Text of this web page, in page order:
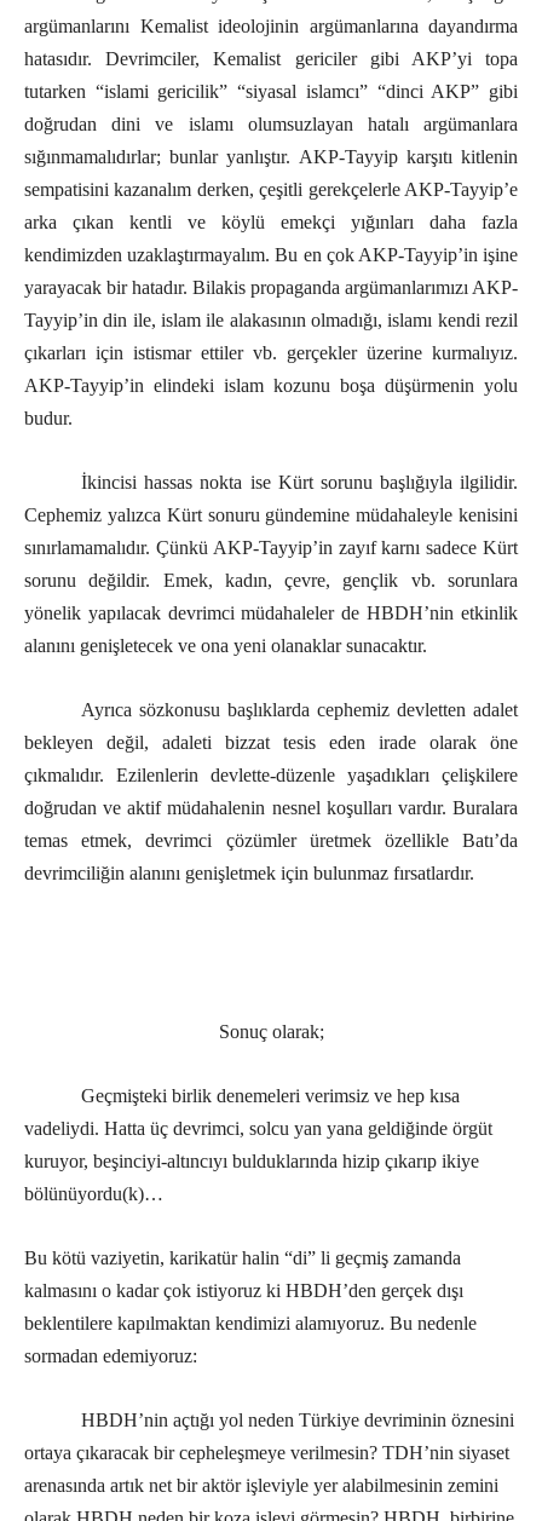
argümanlarını Kemalist ideolojinin argümanlarına dayandırma
hatasıdır. Devrimciler, Kemalist gericiler gibi AKP’yi topa
tutarken “islami gericilik” “siyasal islamcı” “dinci AKP” gibi
doğrudan dini ve islamı olumsuzlayan hatalı argümanlara
sığınmamalıdırlar; bunlar yanlıştır. AKP-Tayyip karşıtı kitlenin
sempatisini kazanalım derken, çeşitli gerekçelerle AKP-Tayyip’e
arka çıkan kentli ve köylü emekçi yığınları daha fazla
kendimizden uzaklaştırmayalım. Bu en çok AKP-Tayyip’in işine
yarayacak bir hatadır. Bilakis propaganda argümanlarımızı AKP-
Tayyip’in din ile, islam ile alakasının olmadığı, islamı kendi rezil
çıkarları için istismar ettiler vb. gerçekler üzerine kurmalıyız.
AKP-Tayyip’in elindeki islam kozunu boşa düşürmenin yolu
budur.
İkincisi hassas nokta ise Kürt sorunu başlığıyla ilgilidir.
Cephemiz yalızca Kürt sonuru gündemine müdahaleyle kenisini
sınırlamamalıdır. Çünkü AKP-Tayyip’in zayıf karnı sadece Kürt
sorunu değildir. Emek, kadın, çevre, gençlik vb. sorunlara
yönelik yapılacak devrimci müdahaleler de HBDH’nin etkinlik
alanını genişletecek ve ona yeni olanaklar sunacaktır.
Ayrıca sözkonusu başlıklarda cephemiz devletten adalet
bekleyen değil, adaleti bizzat tesis eden irade olarak öne
çıkmalıdır. Ezilenlerin devlette-düzenle yaşadıkları çelişkilere
doğrudan ve aktif müdahalenin nesnel koşulları vardır. Buralara
temas etmek, devrimci çözümler üretmek özellikle Batı’da
devrimciliğin alanını genişletmek için bulunmaz fırsatlardır.
Sonuç olarak;
Geçmişteki birlik denemeleri verimsiz ve hep kısa
vadeliydi. Hatta üç devrimci, solcu yan yana geldiğinde örgüt
kuruyor, beşinciyi-altıncıyı bulduklarında hizip çıkarıp ikiye
bölünüyordu(k)…
Bu kötü vaziyetin, karikatür halin “di” li geçmiş zamanda
kalmasını o kadar çok istiyoruz ki HBDH’den gerçek dışı
beklentilere kapılmaktan kendimizi alamıyoruz. Bu nedenle
sormadan edemiyoruz:
HBDH’nin açtığı yol neden Türkiye devriminin öznesini
ortaya çıkaracak bir cepheleşmeye verilmesin? TDH’nin siyaset
arenasında artık net bir aktör işleviyle yer alabilmesinin zemini